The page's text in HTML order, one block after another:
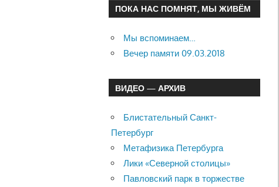
ПОКА НАС ПОМНЯТ, МЫ ЖИВЁМ
Мы вспоминаем…
Вечер памяти 09.03.2018
ВИДЕО — АРХИВ
Блистательный Санкт-
Петербург
Метафизика Петербурга
Лики «Северной столицы»
Павловский парк в торжестве